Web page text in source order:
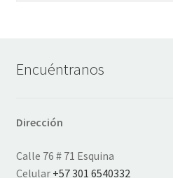
Encuéntranos
Dirección
Calle 76 # 71 Esquina
Celular +57 301 6540332